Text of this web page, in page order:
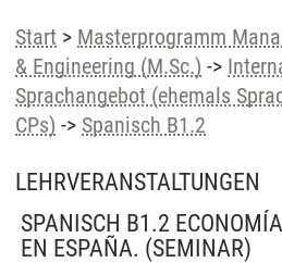
Start > Masterprogramm
& Engineering (M.Sc.) ->
Sprachangebot (ehemals
CPs) -> Spanisch B1.2
LEHRVERANSTALTUNGEN
SPANISCH B1.2
EN ESPAÑA. (SEMINAR)